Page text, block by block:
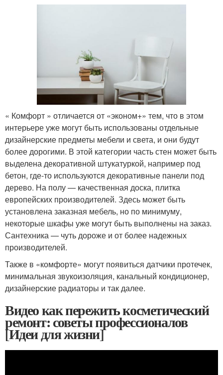
« Комфорт » отличается от «эконом+» тем, что в этом
интерьере уже могут быть использованы отдельные
дизайнерские предметы мебели и света, и они будут
более дорогими. В этой категории часть стен может быть
выделена декоративной штукатуркой, например под
бетон, где-то используются декоративные панели под
дерево. На полу — качественная доска, плитка
европейских производителей. Здесь может быть
установлена заказная мебель, но по минимуму,
некоторые шкафы уже могут быть выполнены на заказ.
Сантехника — чуть дороже и от более надежных
производителей.
Также в «комфорте» могут появиться датчики протечек,
минимальная звукоизоляция, канальный кондиционер,
дизайнерские радиаторы и так далее.
Видео как пережить косметический
ремонт: советы профессионалов
[Идеи для жизни]